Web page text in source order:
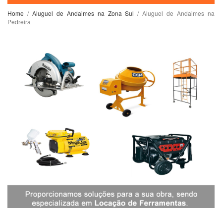
Home / Aluguel de Andaimes na Zona Sul / Aluguel de Andaimes na
Pedreira